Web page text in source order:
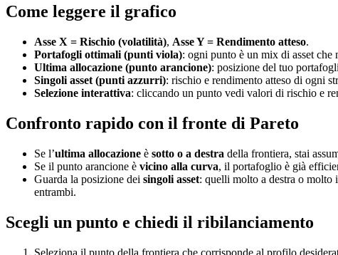
Come leggere il grafico
Asse X = Rischio (volatilità), Asse Y = Rendimento atteso.
Portafogli ottimali (punti viola): ogni punto è un mix di asset
Ultima allocazione (punto arancione): posizione del tuo
Singoli asset (punti azzurri): rischio e rendimento atteso di ogni
Selezione interattiva: cliccando un punto vedi valori di rischio e
Confronto rapido con il fronte di Pareto
Se l’ultima allocazione è sotto o a destra della frontiera, stai
Se il punto arancione è vicino alla curva, il portafoglio è già
Guarda la posizione dei singoli asset: quelli molto a destra o molto
entrambi.
Scegli un punto e chiedi il ribilanciamento
Seleziona il punto della frontiera che corrisponde al profilo